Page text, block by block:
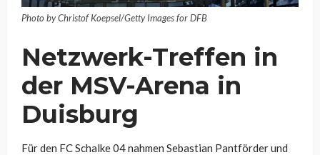
Photo by Christof Koepsel/Getty Images for DFB
Netzwerk-Treffen in
der MSV-Arena in
Duisburg
Für den FC Schalke 04 nahmen Sebastian Pantförder und